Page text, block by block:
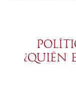
¿Quién